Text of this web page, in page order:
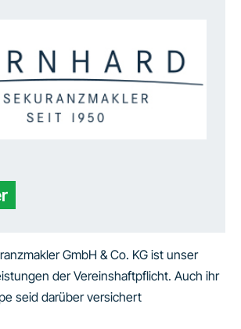
GmbH & Co. KG ist unser
der Vereinshaftpflicht. Auch ihr
seid darüber versichert